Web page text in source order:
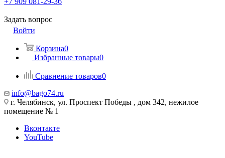
Задать вопрос
Войти
Корзина0
Избранные товары0
Сравнение товаров0
info@bago74.ru
г. Челябинск, ул. Проспект Победы , дом 342, нежилое
помещение № 1
Вконтакте
YouTube